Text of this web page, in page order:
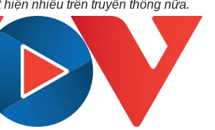
nhiều trên truyền thông nữa.